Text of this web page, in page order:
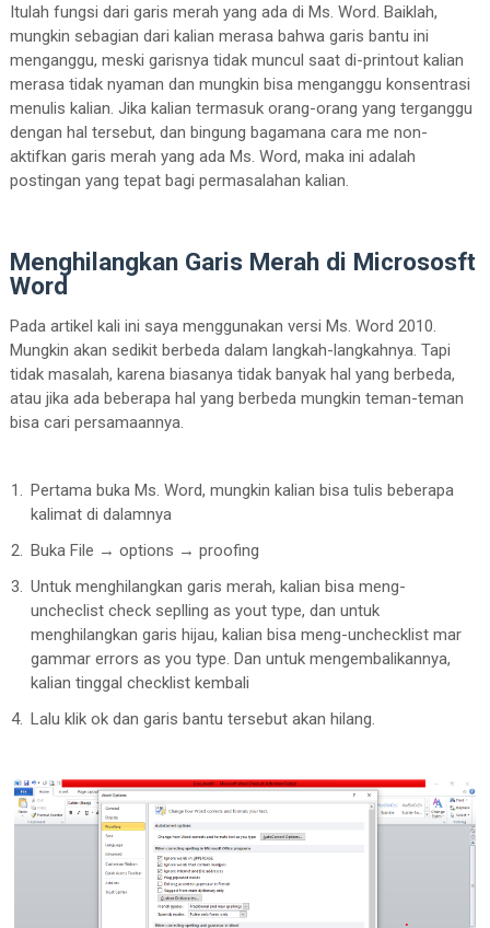
Itulah fungsi dari garis merah yang ada di Ms. Word. Baiklah,
mungkin sebagian dari kalian merasa bahwa garis bantu ini
menganggu, meski garisnya tidak muncul saat di-printout kalian
merasa tidak nyaman dan mungkin bisa menganggu konsentrasi
menulis kalian. Jika kalian termasuk orang-orang yang terganggu
dengan hal tersebut, dan bingung bagamana cara me non-
aktifkan garis merah yang ada Ms. Word, maka ini adalah
postingan yang tepat bagi permasalahan kalian.
Menghilangkan Garis Merah di Micrososft
Word
Pada artikel kali ini saya menggunakan versi Ms. Word 2010.
Mungkin akan sedikit berbeda dalam langkah-langkahnya. Tapi
tidak masalah, karena biasanya tidak banyak hal yang berbeda,
atau jika ada beberapa hal yang berbeda mungkin teman-teman
bisa cari persamaannya.
Pertama buka Ms. Word, mungkin kalian bisa tulis beberapa
kalimat di dalamnya
Buka File → options → proofing
Untuk menghilangkan garis merah, kalian bisa meng-
uncheclist check seplling as yout type, dan untuk
menghilangkan garis hijau, kalian bisa meng-unchecklist mar
gammar errors as you type. Dan untuk mengembalikannya,
kalian tinggal checklist kembali
Lalu klik ok dan garis bantu tersebut akan hilang.